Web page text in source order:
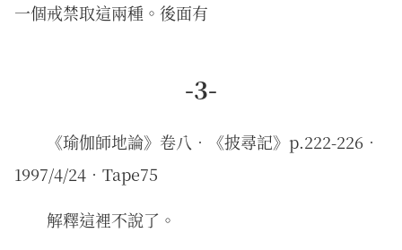
一個戒禁取這兩種。後面有
-3-
《瑜伽師地論》卷八．《披尋記》p.222-226．
1997/4/24‧Tape75
解釋這裡不說了。